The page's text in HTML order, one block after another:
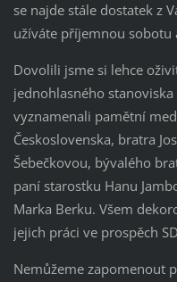
se najde stále dostatek z
užíváte příjemnou sobotu
Dovolili jsme si lehce
jednohlasného
vyznamenali pamětní
Československa, bratra
Šebečkovou, bývalého
paní starostku Hanu
Marka Berku. Všem
jejich práci ve prospěch
Nemůžeme zapomenout